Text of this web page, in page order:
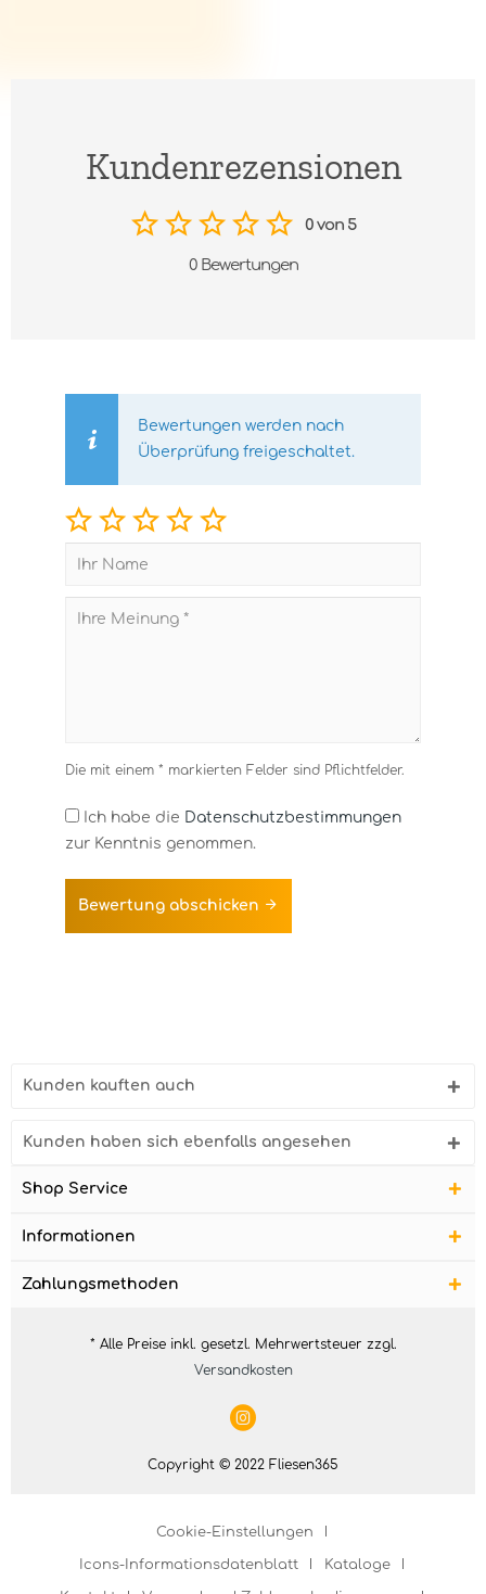
Kundenrezensionen
0 von 5
0 Bewertungen
Bewertungen werden nach
Überprüfung freigeschaltet.
Die mit einem * markierten Felder sind Pflichtfelder.
Ich habe die Datenschutzbestimmungen
zur Kenntnis genommen.
Bewertung abschicken
Kunden kauften auch
Kunden haben sich ebenfalls angesehen
Shop Service
Informationen
Zahlungsmethoden
* Alle Preise inkl. gesetzl. Mehrwertsteuer zzgl.
Versandkosten
Copyright © 2022 Fliesen365
Cookie-Einstellungen
Icons-Informationsdatenblatt Kataloge